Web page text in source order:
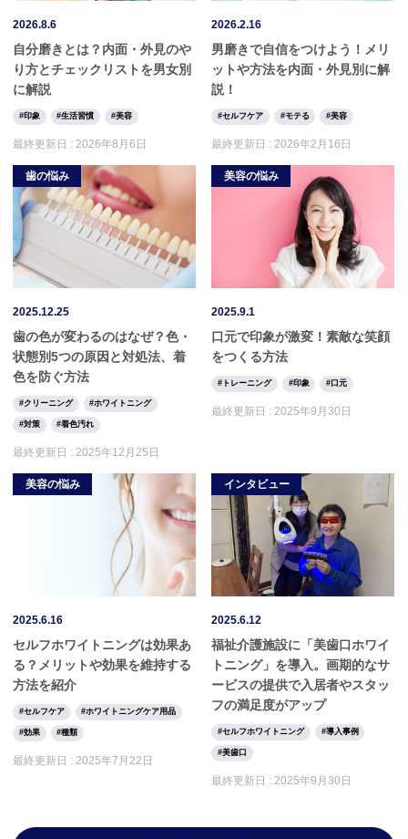
2026.8.6
自分磨きとは？内面・外見のや
り方とチェックリストを男女別
に解説
印象 生活習慣 美容
最終更新日 : 2026年8月6日
2026.2.16
男磨きで自信をつけよう！メリ
ットや方法を内面・外見別に解
説！
セルフケア モテる 美容
最終更新日 :2026年2月16日
歯の悩み
2025.12.25
歯の色が変わるのはなぜ？色・
状態別5つの原因と対処法、着
色を防ぐ方法
クリーニング ホワイトニング
対策 着色汚れ
最終更新日 : 2025年12月25日
美容の悩み
2025.9.1
口元で印象が激変！素敵な笑顔
をつくる方法
トレーニング 印象 口元
最終更新日 : 2025年9月30日
美容の悩み
2025.6.16
セルフホワイトニングは効果あ
る？メリットや効果を維持する
方法を紹介
セルフケア ホワイトニングケア用品
効果 種類
最終更新日 : 2025年7月22日
インタビュー
2025.6.12
福祉介護施設に「美歯口ホワイ
トニング」を導入。画期的なサ
ービスの提供で入居者やスタッ
フの満足度がアップ
セルフホワイトニング 導入事例
美歯口
最終更新日 : 2025年9月30日